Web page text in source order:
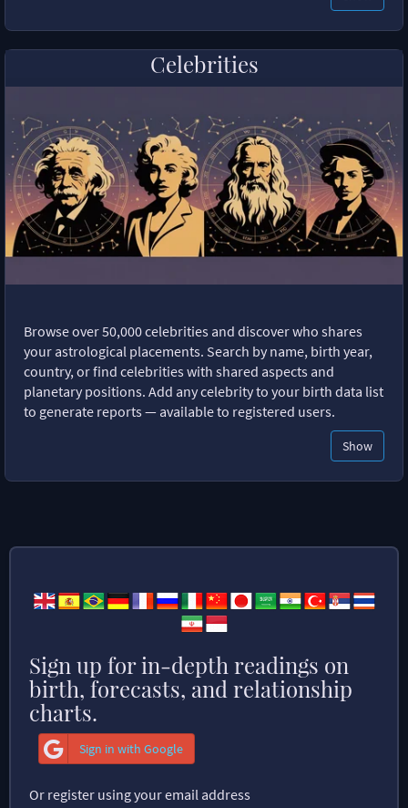
Celebrities
Browse over 50,000 celebrities and discover who shares
your astrological placements. Search by name, birth year,
country, or find celebrities with shared aspects and
planetary positions. Add any celebrity to your birth data list
to generate reports — available to registered users.
Show
Sign up for in-depth readings on
birth, forecasts, and relationship
charts.
Sign in with Google
Or register using your email address